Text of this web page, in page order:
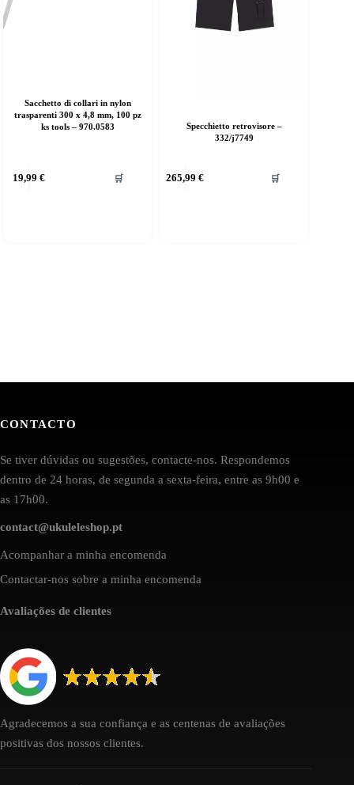
Sacchetto di collari in nylon
trasparenti 300 x 4,8 mm, 100 pz
ks tools – 970.0583
19,99 € 🛒
Specchietto retrovisore –
332/j7749
265,99€ 🛒
CONTACTO
Se tiver dúvidas ou sugestões, contacte-nos. Respondemos
dentro de 24 horas, de segunda a sexta-feira, entre as 9h00 e
as 17h00.
contact@ukuleleshop.pt
Acompanhar a minha encomenda
Contactar-nos sobre a minha encomenda
Avaliações de clientes
Agradecemos a sua confiança e as centenas de avaliações
positivas dos nossos clientes.